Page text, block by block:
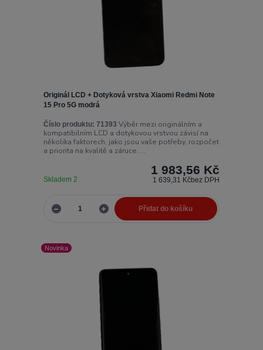
Originál LCD + Dotyková vrstva Xiaomi Redmi Note
15 Pro 5G modrá
Číslo produktu: 71393 Výběr mezi originálním a
kompatibilním LCD a dotykovou vrstvou závisí na
několika faktorech, jako jsou vaše potřeby, rozpočet
a priorita na kvalitě a záruce. ...
1 983,56 Kč
1 639,31 Kčbez DPH
Skladem 2
Přidat do košíku
Novinka